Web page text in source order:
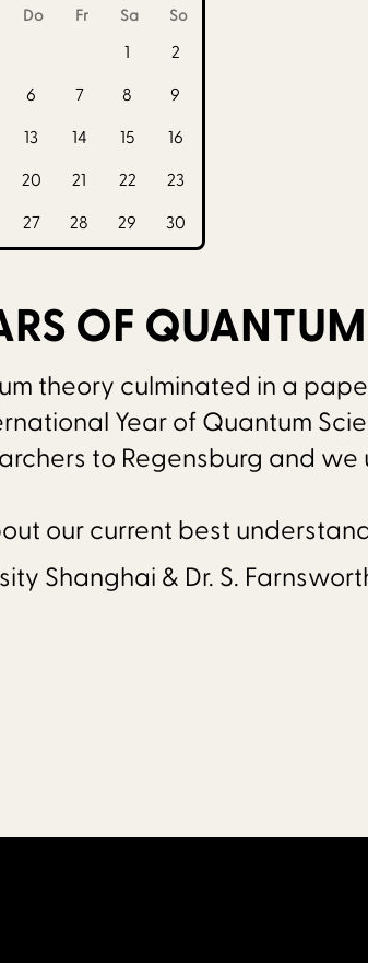
Do Fr Sa So
1
2
6 7 8
9
13 14 15
16
20 21 22
23
27 28 29 30
OF
theory culminated in a
Year of Quantum
to Regensburg and
our current best
Shanghai & Dr. S.